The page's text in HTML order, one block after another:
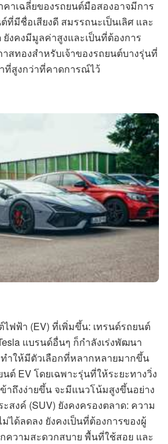
าเฉลี่ยของรถยนต์มือสองอาจมีการ
ที่มีชื่อเสียงดี สมรรถนะเป็นเลิศ และ
งคงมีมูลค่าสูงและเป็นที่ต้องการ
าสทองสำหรับเจ้าของรถยนต์บางรุ่นที่
ที่สูงกว่าที่คาดการณ์ไว้
ฟฟ้า (EV) ที่เพิ่มขึ้น: เทรนด์รถยนต์
แบรนด์อื่นๆ ก็กำลังเร่งพัฒนา
ทำให้มีตัวเลือกที่หลากหลายมากขึ้น
ต์ EV โดยเฉพาะรุ่นที่ให้ระยะทางวิ่ง
าถึงง่ายขึ้น จะมีแนวโน้มสูงขึ้นอย่าง
สงค์ (SUV) ยังคงครองตลาด: ความ
ได้ลดลง ยังคงเป็นที่ต้องการของผู้
ความสะดวกสบาย พื้นที่ใช้สอย และ